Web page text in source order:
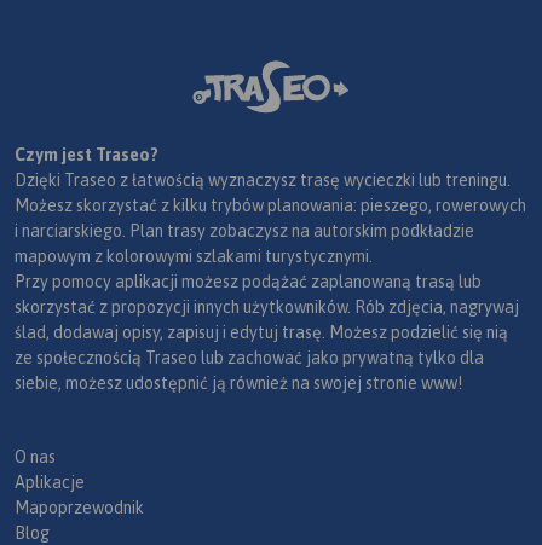
Czym jest Traseo?
Dzięki Traseo z łatwością wyznaczysz trasę wycieczki lub treningu.
Możesz skorzystać z kilku trybów planowania: pieszego, rowerowych
i narciarskiego. Plan trasy zobaczysz na autorskim podkładzie
mapowym z kolorowymi szlakami turystycznymi.
Przy pomocy aplikacji możesz podążać zaplanowaną trasą lub
skorzystać z propozycji innych użytkowników. Rób zdjęcia, nagrywaj
ślad, dodawaj opisy, zapisuj i edytuj trasę. Możesz podzielić się nią
ze społecznością Traseo lub zachować jako prywatną tylko dla
siebie, możesz udostępnić ją również na swojej stronie www!
O nas
Aplikacje
Mapoprzewodnik
Blog